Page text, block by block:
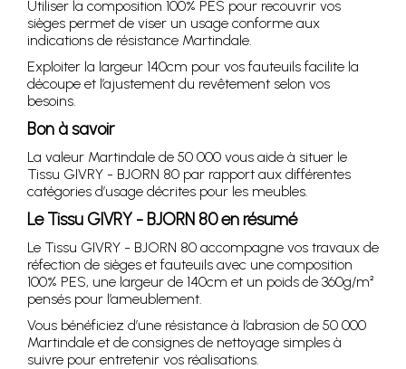
Utiliser la composition 100% PES pour recouvrir vos
sièges permet de viser un usage conforme aux
indications de résistance Martindale.
Exploiter la largeur 140cm pour vos fauteuils facilite la
découpe et l’ajustement du revêtement selon vos
besoins.
Bon à savoir
La valeur Martindale de 50 000 vous aide à situer le
Tissu GIVRY - BJORN 80 par rapport aux différentes
catégories d’usage décrites pour les meubles.
Le Tissu GIVRY - BJORN 80 en résumé
Le Tissu GIVRY - BJORN 80 accompagne vos travaux de
réfection de sièges et fauteuils avec une composition
100% PES, une largeur de 140cm et un poids de 360g/m²
pensés pour l’ameublement.
Vous bénéficiez d’une résistance à l’abrasion de 50 000
Martindale et de consignes de nettoyage simples à
suivre pour entretenir vos réalisations.